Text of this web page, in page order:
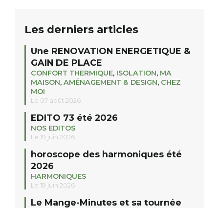
Les derniers articles
Une RENOVATION ENERGETIQUE &
GAIN DE PLACE
CONFORT THERMIQUE, ISOLATION, MA
MAISON, AMÉNAGEMENT & DESIGN, CHEZ
MOI
Le 07 août 2026
EDITO 73 été 2026
NOS EDITOS
Le 19 juin 2026
horoscope des harmoniques été
2026
HARMONIQUES
Le 19 juin 2026
Le Mange-Minutes et sa tournée